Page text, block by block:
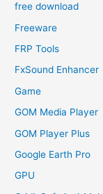
free download
Freeware
FRP Tools
FxSound Enhancer
Game
GOM Media Player
GOM Player Plus
Google Earth Pro
GPU